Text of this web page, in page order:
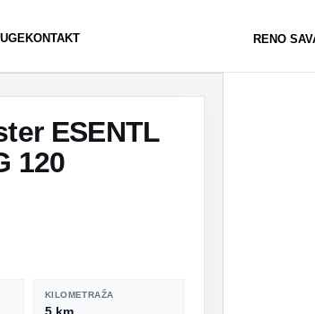
KONTAKT RENO
ESENTL
120
KILOMETRAŽA